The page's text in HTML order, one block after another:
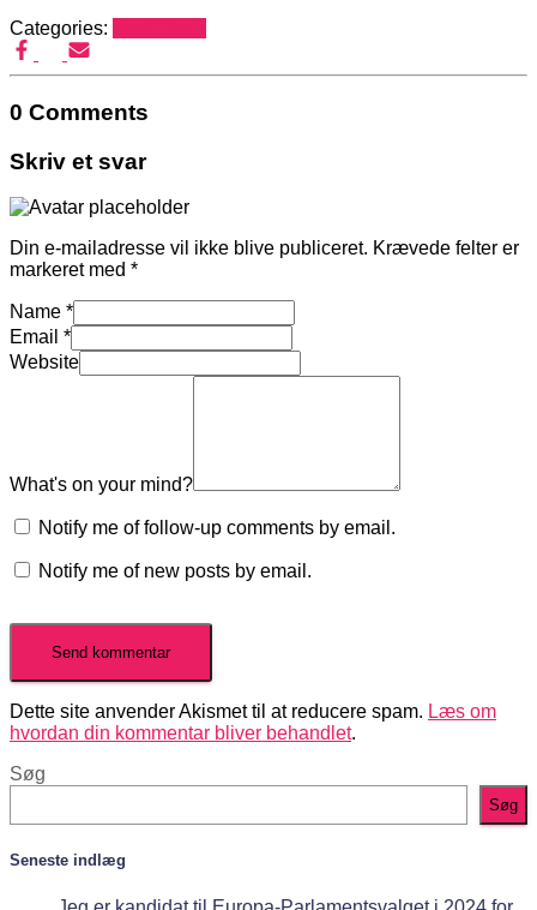
Categories:
0 Comments
Skriv et svar
Din e-mailadresse vil ikke blive publiceret. Krævede felter er
markeret med *
Name *
Email *
Website
What's on your mind?
Notify me of follow-up comments by email.
Notify me of new posts by email.
Dette site anvender Akismet til at reducere spam. Læs om
hvordan din kommentar bliver behandlet.
Søg
Søg
Seneste indlæg